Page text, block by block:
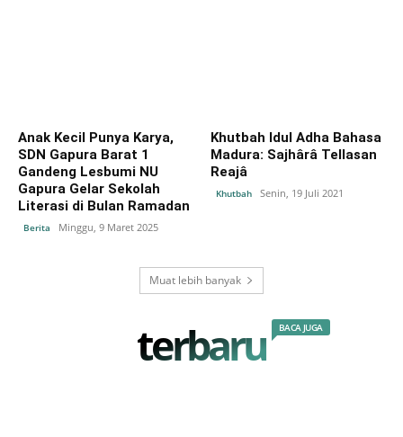
Anak Kecil Punya Karya,
SDN Gapura Barat 1
Gandeng Lesbumi NU
Gapura Gelar Sekolah
Literasi di Bulan Ramadan
Berita Minggu, 9 Maret 2025
Khutbah Idul Adha Bahasa
Madura: Sajhârâ Tellasan
Reajâ
Khutbah Senin, 19 Juli 2021
Muat lebih banyak
terbaru BACA JUGA